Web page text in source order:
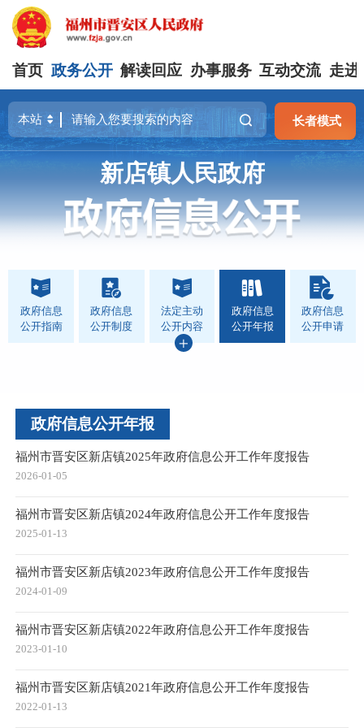
首页 政务公开 解读回应 办事服务 互动交流 走进
长者模式
新店镇人民政府
政府信息
公开指南
政府信息
公开制度
法定主动
公开内容
政府信息
公开年报
政府信息
公开申请
政府信息公开年报
福州市晋安区新店镇2025年政府信息公开工作年度报告
2026-01-05
福州市晋安区新店镇2024年政府信息公开工作年度报告
2025-01-13
福州市晋安区新店镇2023年政府信息公开工作年度报告
2024-01-09
福州市晋安区新店镇2022年政府信息公开工作年度报告
2023-01-10
福州市晋安区新店镇2021年政府信息公开工作年度报告
2022-01-13